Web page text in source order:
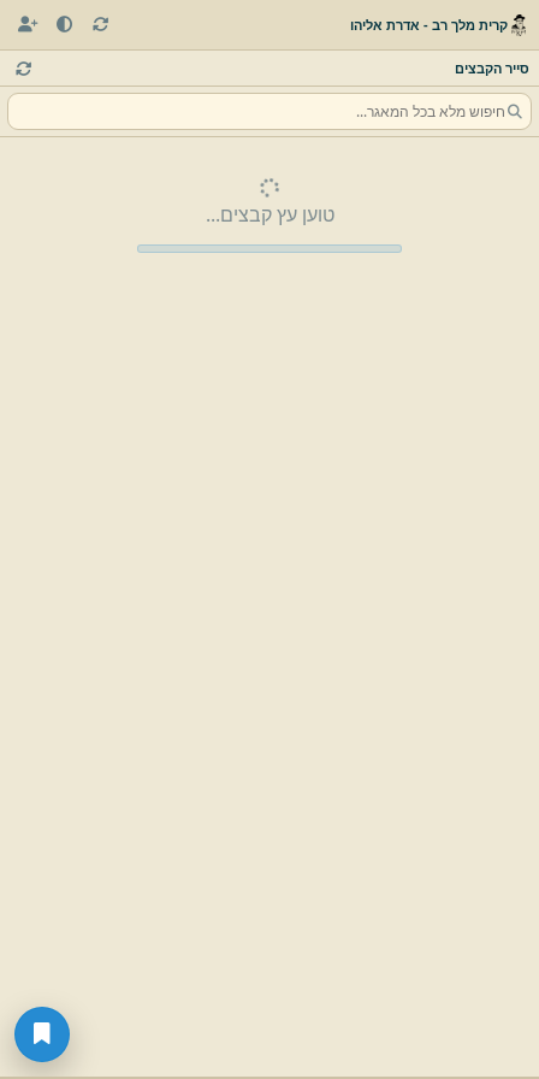
קרית מלך רב - אדרת אליהו
סייר הקבצים
טוען עץ קבצים...